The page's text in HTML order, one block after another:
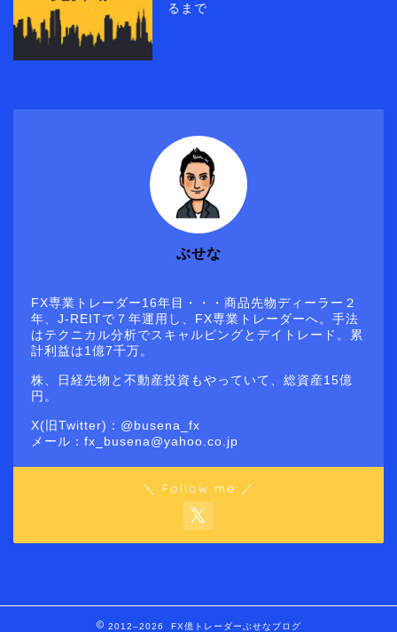
るまで
ぶせな
FX専業トレーダー16年目・・・商品先物ディーラー２
年、J-REITで７年運用し、FX専業トレーダーへ。手法
はテクニカル分析でスキャルピングとデイトレード。累
計利益は1億7千万。
株、日経先物と不動産投資もやっていて、総資産15億
円。
X(旧Twitter)：@busena_fx
メール：fx_busena@yahoo.co.jp
＼ Follow me ／
2012–2026 FX億トレーダーぶせなブログ